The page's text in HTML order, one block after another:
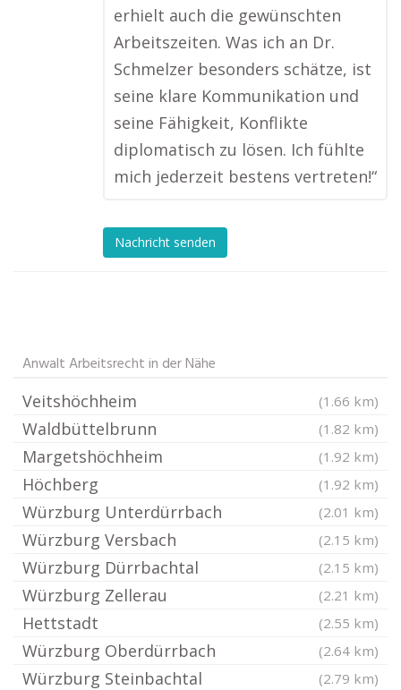
erhielt auch die gewünschten
Arbeitszeiten. Was ich an Dr.
Schmelzer besonders schätze, ist
seine klare Kommunikation und
seine Fähigkeit, Konflikte
diplomatisch zu lösen. Ich fühlte
mich jederzeit bestens vertreten!“
Nachricht senden
Anwalt Arbeitsrecht in der Nähe
Veitshöchheim (1.66 km)
Waldbüttelbrunn (1.82 km)
Margetshöchheim (1.92 km)
Höchberg (1.92 km)
Würzburg Unterdürrbach (2.01 km)
Würzburg Versbach (2.15 km)
Würzburg Dürrbachtal (2.15 km)
Würzburg Zellerau (2.21 km)
Hettstadt (2.55 km)
Würzburg Oberdürrbach (2.64 km)
Würzburg Steinbachtal (2.79 km)